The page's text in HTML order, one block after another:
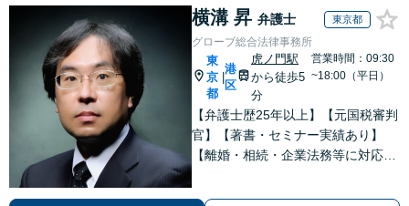
分与／親権／養育
費ならお任せくだ
さい。【安心の費
用設計】【岡山駅
徒歩10分】
言書作成をサポート。
ご家族が亡くなった際
はすぐに弁護士に相談
を！【安心の費用設
計】【岡山駅徒歩10
分】
横溝 昇 弁護士 東京都
グローブ総合法律事務所
東
京
都
港
区
虎ノ門駅
から徒歩5
分
営業時間：09:30
~18:00（平日）
【弁護士歴25年以上】【元国税審判
官】【著書・セミナー実績あり】
【離婚・相続・企業法務等に対応】